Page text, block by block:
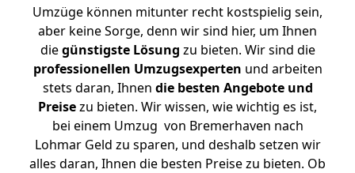
Umzüge können mitunter recht kostspielig sein,
aber keine Sorge, denn wir sind hier, um Ihnen
diegünstigste Lösung zu bieten. Wir sind die
professionellen Umzugsexperten und arbeiten
stets daran, Ihnen die besten Angebote und
Preisezu bieten. Wir wissen, wie wichtig es ist,
bei einem Umzug von Bremerhaven nach
Lohmar Geld zu sparen, und deshalb setzen wir
alles daran, Ihnen die besten Preise zu bieten. Ob